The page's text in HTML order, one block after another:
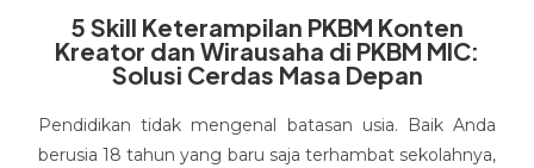
5 Skill Keterampilan PKBM Konten
Kreator dan Wirausaha di PKBM MIC:
Solusi Cerdas Masa Depan
Pendidikan tidak mengenal batasan usia. Baik Anda
berusia 18 tahun yang baru saja terhambat sekolahnya,